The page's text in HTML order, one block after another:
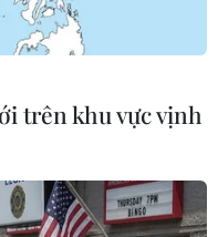
trên khu vực vịnh